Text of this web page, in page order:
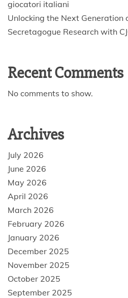
giocatori italiani
Unlocking the Next Generation
Secretagogue Research with
Recent Comments
No comments to show.
Archives
July 2026
June 2026
May 2026
April 2026
March 2026
February 2026
January 2026
December 2025
November 2025
October 2025
September 2025